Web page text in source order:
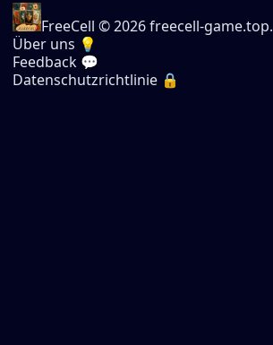
FreeCell © 2026 freecell-game.top.
Über uns 💡
Feedback 💬
Datenschutzrichtlinie 🔒